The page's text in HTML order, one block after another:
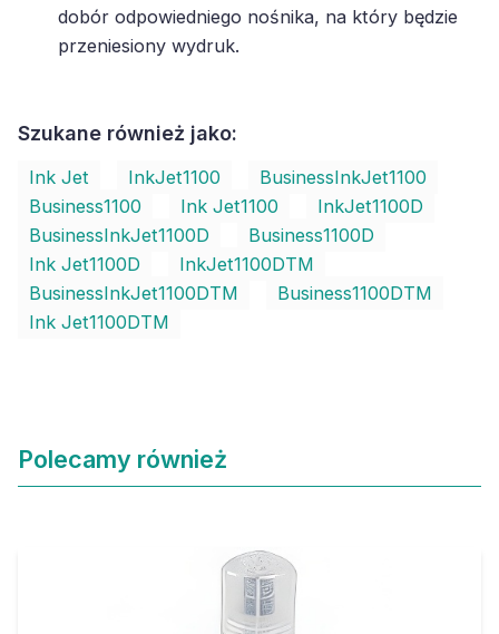
dobór odpowiedniego nośnika, na który będzie
przeniesiony wydruk.
Szukane również jako:
Ink Jet InkJet1100
BusinessInkJet1100
Business1100
Ink Jet1100
InkJet1100D
BusinessInkJet1100D
Business1100D
Ink Jet1100D
InkJet1100DTM
BusinessInkJet1100DTM
Business1100DTM
Ink Jet1100DTM
Polecamy również